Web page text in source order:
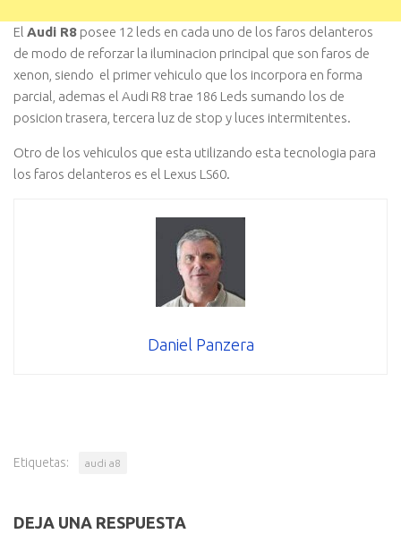
El Audi R8 posee 12 leds en cada uno de los faros delanteros
de modo de reforzar la iluminacion principal que son faros de
xenon, siendo el primer vehiculo que los incorpora en forma
parcial, ademas el Audi R8 trae 186 Leds sumando los de
posicion trasera, tercera luz de stop y luces intermitentes.
Otro de los vehiculos que esta utilizando esta tecnologia para
los faros delanteros es el Lexus LS60.
Daniel Panzera
Etiquetas: audi a8
DEJA UNA RESPUESTA